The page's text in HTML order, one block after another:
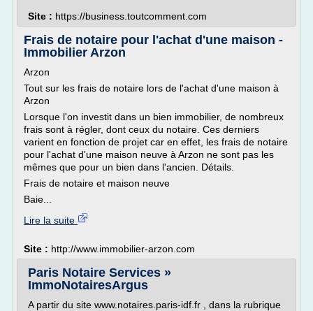
Site : https://business.toutcomment.com
Frais de notaire pour l'achat d'une maison -
Immobilier Arzon
Arzon
Tout sur les frais de notaire lors de l'achat d'une maison à
Arzon
Lorsque l'on investit dans un bien immobilier, de nombreux
frais sont à régler, dont ceux du notaire. Ces derniers
varient en fonction de projet car en effet, les frais de notaire
pour l'achat d'une maison neuve à Arzon ne sont pas les
mêmes que pour un bien dans l'ancien. Détails.
Frais de notaire et maison neuve
Baie...
Lire la suite
Site : http://www.immobilier-arzon.com
Paris Notaire Services »
ImmoNotairesArgus
A partir du site www.notaires.paris-idf.fr , dans la rubrique